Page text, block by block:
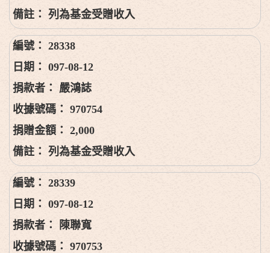
列為基金受贈收入
28338
097-08-12
嚴鴻誌
970754
2,000
列為基金受贈收入
28339
097-08-12
陳聯寬
970753